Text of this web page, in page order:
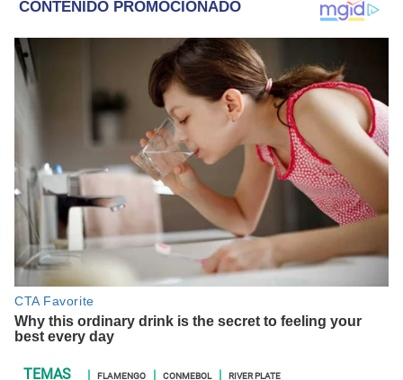
FLAMENGO CONMEBOL
RIVER PLATE